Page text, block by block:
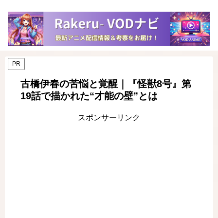
PR
古橋伊春の苦悩と覚醒｜『怪獣8号』第
19話で描かれた“才能の壁”とは
スポンサーリンク